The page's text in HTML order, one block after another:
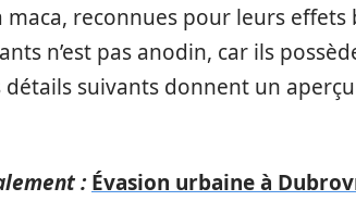
maca, reconnues pour leurs
n’est pas anodin, car ils
détails suivants donnent un
: Évasion urbaine à